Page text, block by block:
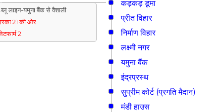
कड़कड़ डूमा
लाइन-यमुना बैंक से वैशाली
21 की ओर
2
प्रीत विहार
निर्माण विहार
लक्ष्मी नगर
यमुना बैंक
इंद्रप्रस्थ
सुप्रीम कोर्ट (प्रगति मैदान)
मंडी हाउस